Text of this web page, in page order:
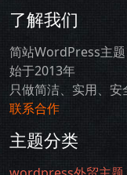
了解我们
简站WordPress主题
始于2013年
只做简洁、实用、安
联系合作
主题分类